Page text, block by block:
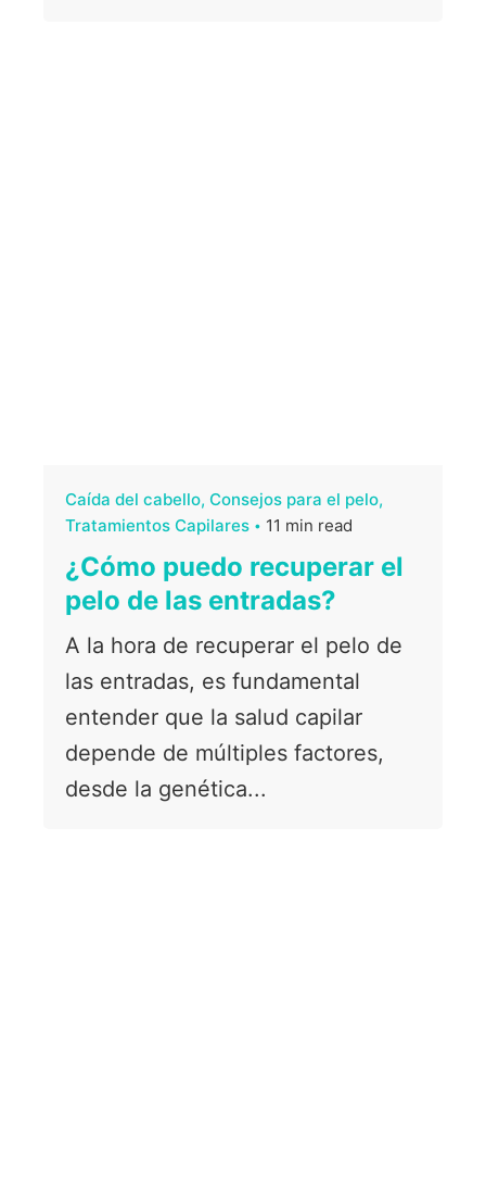
Caída del cabello Consejos para el pelo
Tratamientos Capilares
11 min read
¿Cómo puedo recuperar el
pelo de las entradas?
A la hora de recuperar el pelo de
las entradas, es fundamental
entender que la salud capilar
depende de múltiples factores,
desde la genética...